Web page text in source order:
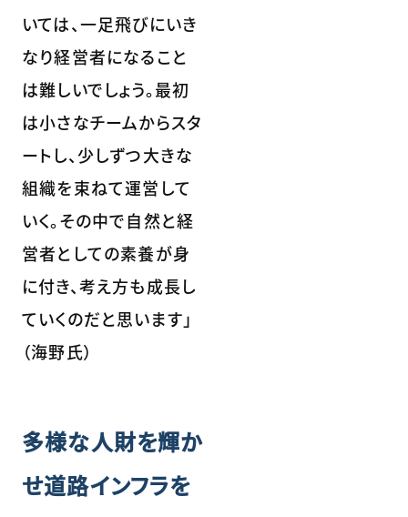
いては、一足飛びにいき
なり経営者になること
は難しいでしょう。最初
は小さなチームからスタ
ートし、少しずつ大きな
組織を束ねて運営して
いく。その中で自然と経
営者としての素養が身
に付き、考え方も成長し
ていくのだと思います」
（海野氏）
多様な人財を輝か
せ道路インフラを